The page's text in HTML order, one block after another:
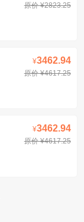
原价 ¥2823.25
¥3462.94
原价 ¥4617.25
¥3462.94
原价 ¥4617.25